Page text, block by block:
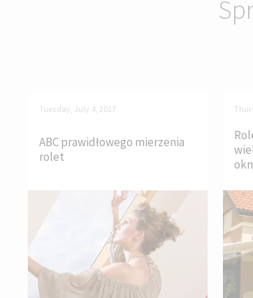
Tuesday, July 4, 2017
ABC prawidłowego mierzenia
rolet